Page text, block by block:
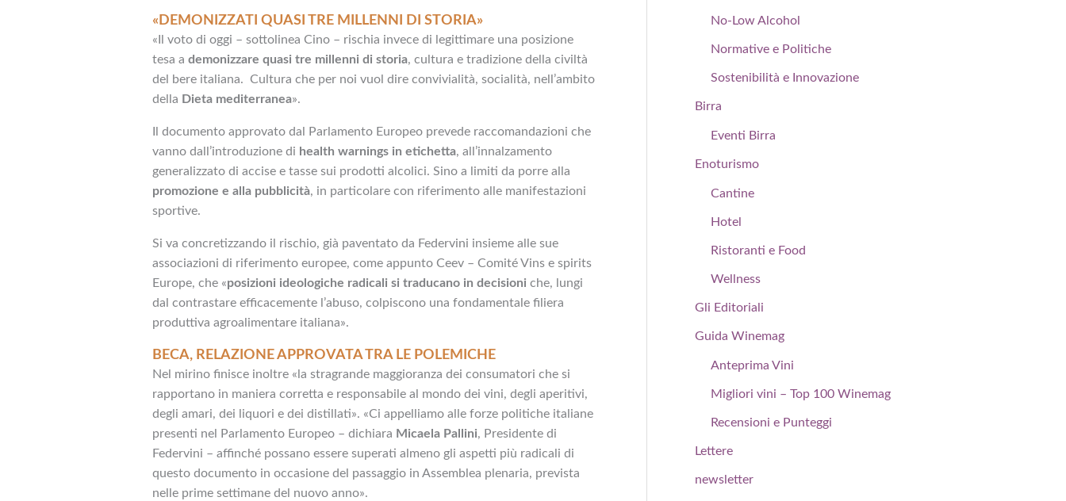
«DEMONIZZATI QUASI TRE MILLENNI DI STORIA»
«Il voto di oggi – sottolinea Cino – rischia invece di legittimare una posizione
tesa a demonizzare quasi tre millenni di storia, cultura e tradizione della civiltà
del bere italiana. Cultura che per noi vuol dire convivialità, socialità, nell’ambito
della Dieta mediterranea».
Il documento approvato dal Parlamento Europeo prevede raccomandazioni che
vanno dall’introduzione di health warnings in etichetta, all’innalzamento
generalizzato di accise e tasse sui prodotti alcolici. Sino a limiti da porre alla
promozione e alla pubblicità, in particolare con riferimento alle manifestazioni
sportive.
Si va concretizzando il rischio, già paventato da Federvini insieme alle sue
associazioni di riferimento europee, come appunto Ceev – Comité Vins e spirits
Europe, che «posizioni ideologiche radicali si traducano in decisioni che, lungi
dal contrastare efficacemente l’abuso, colpiscono una fondamentale filiera
produttiva agroalimentare italiana».
BECA, RELAZIONE APPROVATA TRA LE POLEMICHE
Nel mirino finisce inoltre «la stragrande maggioranza dei consumatori che si
rapportano in maniera corretta e responsabile al mondo dei vini, degli aperitivi,
degli amari, dei liquori e dei distillati». «Ci appelliamo alle forze politiche italiane
presenti nel Parlamento Europeo – dichiara Micaela Pallini, Presidente di
Federvini – affinché possano essere superati almeno gli aspetti più radicali di
questo documento in occasione del passaggio in Assemblea plenaria, prevista
nelle prime settimane del nuovo anno».
No-Low Alcohol
Normative e Politiche
Sostenibilità e Innovazione
Birra
Eventi Birra
Enoturismo
Cantine
Hotel
Ristoranti e Food
Wellness
Gli Editoriali
Guida Winemag
Anteprima Vini
Migliori vini – Top 100 Winemag
Recensioni e Punteggi
Lettere
newsletter